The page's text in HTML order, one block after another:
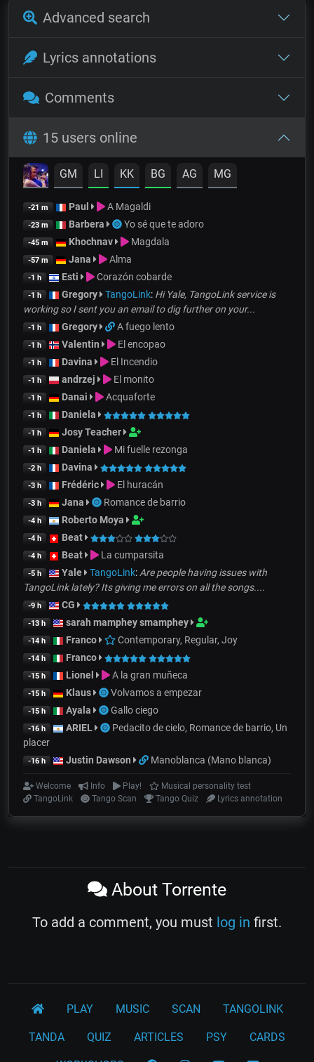
Advanced search
Lyrics annotations
Comments
15 users online
GM LI KK BG AG MG
-21 m Paul A Magaldi
-23 m Barbera Yo sé que te adoro
-45 m Khochnav Magdala
-57 m Jana Alma
-1 h Esti Corazón cobarde
-1 h Gregory TangoLink: Hi Yale, TangoLink service is
working so I sent you an email to dig further on your...
-1 h Gregory A fuego lento
-1 h Valentin El encopao
-1 h Davina El Incendio
-1 h andrzej El monito
-1 h Danai Acquaforte
-1 h Daniela
-1 h Josy Teacher
-1 h Daniela Mi fuelle rezonga
-2 h Davina
-3 h Frédéric El huracán
-3 h Jana Romance de barrio
-4 h Roberto Moya
-4 h Beat
-4 h Beat La cumparsita
-5 h Yale TangoLink:Are people having issues with
TangoLink lately? Its giving me errors on all the songs....
-9 h CG
-13 h sarah mamphey smamphey
-14 h Franco Contemporary, Regular, Joy
-14 h Franco
-15 h Lionel A la gran muñeca
-15 h Klaus Volvamos a empezar
-15 h Ayala Gallo ciego
-16 h ARIEL
Pedacito de cielo, Romance de barrio, Un
placer
-16 h Justin Dawson Manoblanca (Mano blanca)
Welcome Info Play!
Musical personality test
TangoLink
Tango Scan Tango Quiz Lyrics annotation
About Torrente
To add a comment, you must log in first.
PLAY MUSIC SCAN TANGOLINK
TANDA QUIZ ARTICLES PSY CARDS